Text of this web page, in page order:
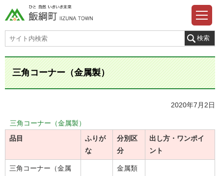
三角コーナー（金属製）
2020年7月2日
三角コーナー（金属製）
品目
ふりが
な
分別区
分
出し方・ワンポイ
ント
三角コーナー（金属
金属類